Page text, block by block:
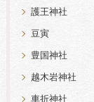
護王神社
豆寅
豊国神社
越木岩神社
車折神社